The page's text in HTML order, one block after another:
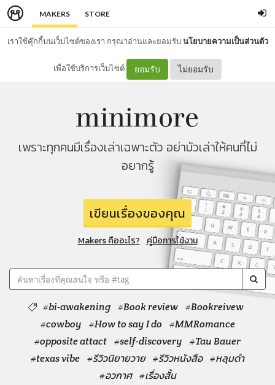
MAKERS STORE
เราใช้คุ๊กกี้บนเว็บไซต์ของเรา กรุณาอ่านและยอมรับนโยบายความเป็นส่วนตัว
เพื่อใช้บริการเว็บไซต์ ยอมรับ ไม่ยอมรับ
เพราะทุกคนมีเรื่องเล่าเฉพาะตัว อย่ามัวเล่าให้คนที่ไม่
อยากรู้
เขียนเรื่องของคุณ
Makers คืออะไร? คู่มือการใช้งาน
#bi-awakening #Book review #Bookreivew
#cowboy
#How to say I do
#MMRomance
#opposite attact #self-discovery
#Tau Bauer
#texas vibe #รีวิวนิยายวาย #รีวิวหนังสือ #หลุมดำ
#อวกาศ #เรื่องสั้น